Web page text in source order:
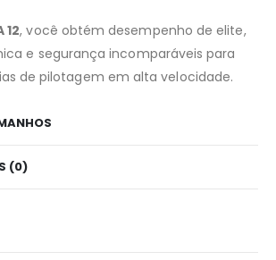
12, você obtém desempenho de elite,
e segurança incomparáveis para
de pilotagem em alta velocidade.
(0)